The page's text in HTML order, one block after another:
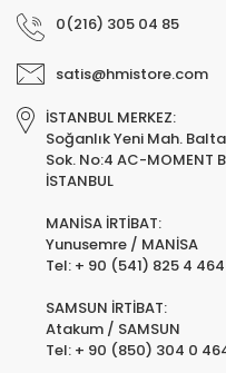
0(216) 305 04 85
satis@hmistore.com
İSTANBUL MERKEZ:
Soğanlık Yeni Mah.
Sok. No:4 AC-MOMENT
İSTANBUL
MANİSA İRTİBAT:
Yunusemre / MANİSA
Tel: + 90 (541) 825 4 464
SAMSUN İRTİBAT:
Atakum / SAMSUN
Tel: + 90 (850) 304 0